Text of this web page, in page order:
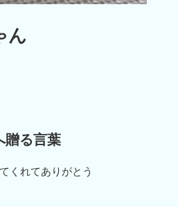
ん
贈る言葉
くれてありがとう